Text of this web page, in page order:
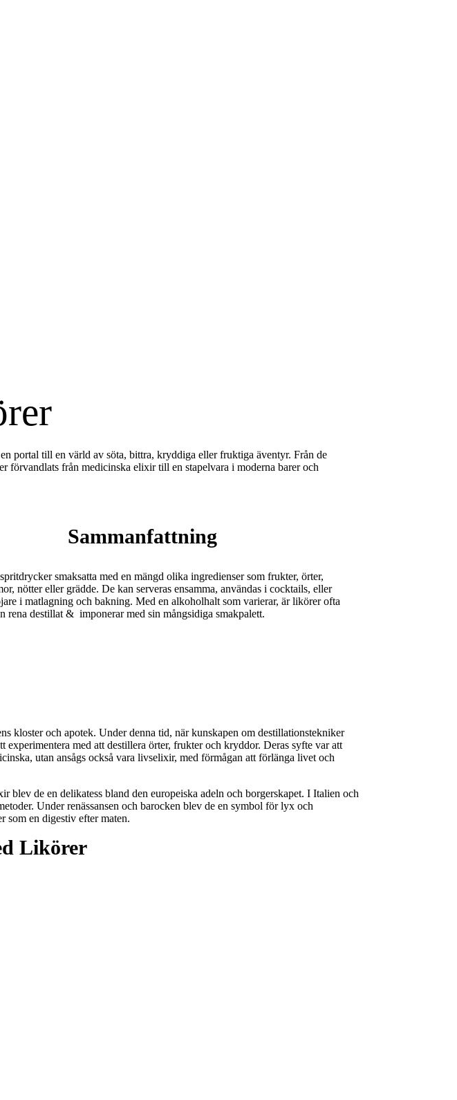
portal till en värld av söta, bittra, kryddiga eller fruktiga äventyr. Från de
förvandlats från medicinska elixir till en stapelvara i moderna barer och
Sammanfattning
smaksatta med en mängd olika ingredienser som frukter, örter,
nötter eller grädde. De kan serveras ensamma, användas i cocktails, eller
i matlagning och bakning. Med en alkoholhalt som varierar, är likörer ofta
rena destillat & imponerar med sin mångsidiga smakpalett.
kloster och apotek. Under denna tid, när kunskapen om destillationstekniker
med att destillera örter, frukter och kryddor. Deras syfte var att
utan ansågs också vara livselixir, med förmågan att förlänga livet och
blev de en delikatess bland den europeiska adeln och borgerskapet. I Italien och
Under renässansen och barocken blev de en symbol för lyx och
som en digestiv efter maten.
Likörer